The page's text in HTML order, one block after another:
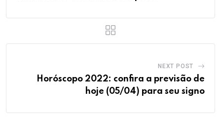
NEXT POST
Horóscopo 2022: confira a previsão de
hoje (05/04) para seu signo